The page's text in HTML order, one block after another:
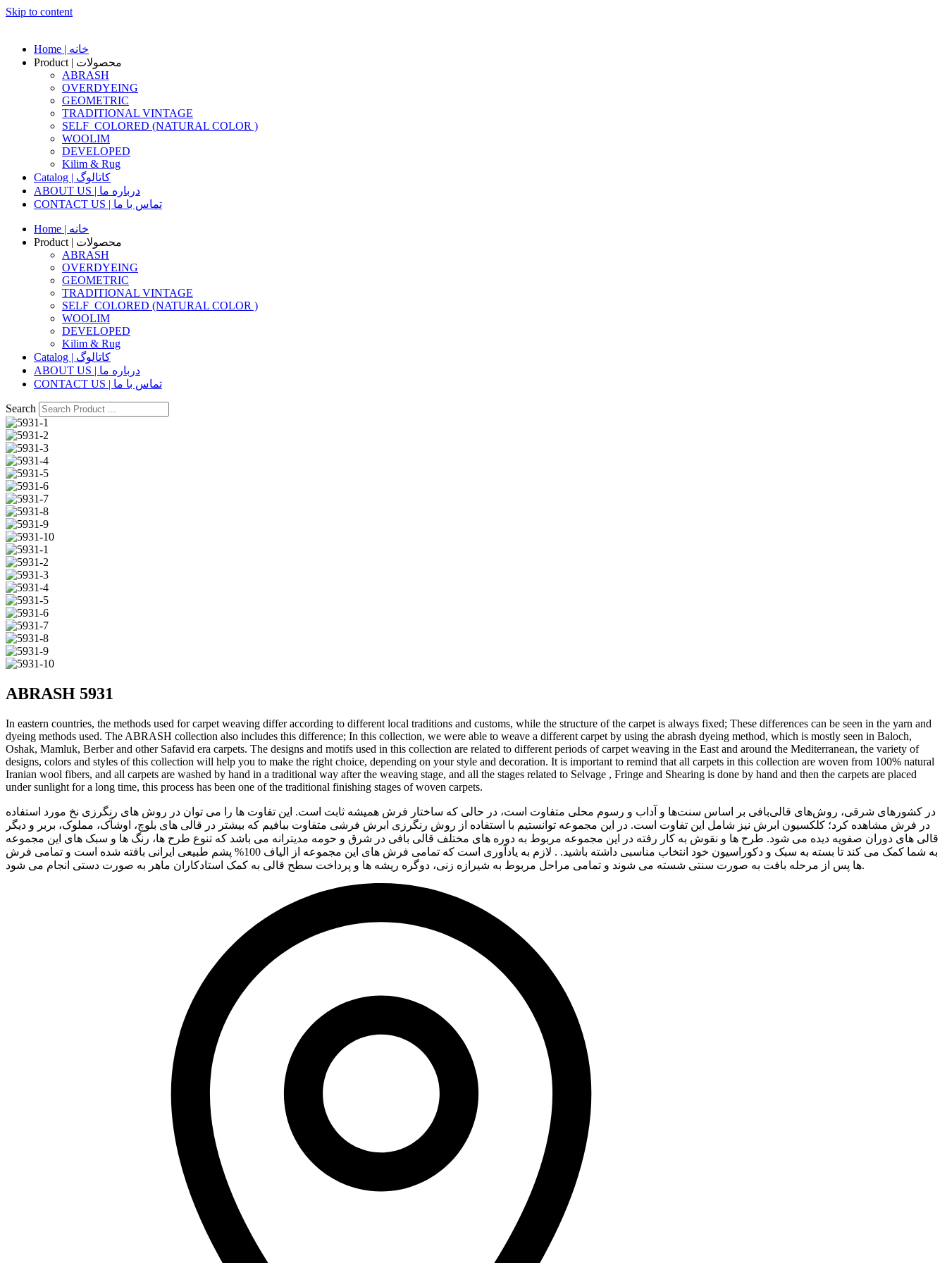
Skip to content
Home | خانه
Product | محصولات
ABRASH
OVERDYEING
GEOMETRIC
TRADITIONAL VINTAGE
SELF_COLORED (NATURAL COLOR )
WOOLIM
DEVELOPED
Kilim & Rug
Catalog | کاتالوگ
ABOUT US | درباره ما
CONTACT US | تماس با ما
Home | خانه
Product | محصولات
ABRASH
OVERDYEING
GEOMETRIC
TRADITIONAL VINTAGE
SELF_COLORED (NATURAL COLOR )
WOOLIM
DEVELOPED
Kilim & Rug
Catalog | کاتالوگ
ABOUT US | درباره ما
CONTACT US | تماس با ما
Search
ABRASH 5931
In eastern countries, the methods used for carpet weaving differ according to different local traditions and customs, while the structure of the carpet is always fixed; These differences can be seen in the yarn and
dyeing methods used. The ABRASH collection also includes this difference; In this collection, we were able to weave a different carpet by using the abrash dyeing method, which is mostly seen in Baloch,
Oshak, Mamluk, Berber and other Safavid era carpets. The designs and motifs used in this collection are related to different periods of carpet weaving in the East and around the Mediterranean, the variety of
designs, colors and styles of this collection will help you to make the right choice, depending on your style and decoration. It is important to remind that all carpets in this collection are woven from 100% natural
Iranian wool fibers, and all carpets are washed by hand in a traditional way after the weaving stage, and all the stages related to Selvage , Fringe and Shearing is done by hand and then the carpets are placed
under sunlight for a long time, this process has been one of the traditional finishing stages of woven carpets.
در کشورهای شرقی، روش‌های قالی‌بافی بر اساس سنت‌ها و آداب و رسوم محلی متفاوت است، در حالی که ساختار فرش همیشه ثابت است. این تفاوت ها را می توان در روش های رنگرزی نخ مورد استفاده
در فرش مشاهده کرد؛ کلکسیون ابرش نیز شامل این تفاوت است. در این مجموعه توانستیم با استفاده از روش رنگرزی ابرش فرشی متفاوت ببافیم که بیشتر در قالی های بلوچ، اوشآک، مملوک، بربر و دیگر
قالی های دوران صفویه دیده می شود. طرح ها و نقوش به کار رفته در این مجموعه مربوط به دوره های مختلف قالی بافی در شرق و حومه مدیترانه می باشد که تنوع طرح ها، رنگ ها و سبک های این مجموعه
به شما کمک می کند تا بسته به سبک و دکوراسیون خود انتخاب مناسبی داشته باشید. . لازم به یادآوری است که تمامی فرش های این مجموعه از الیاف 100% پشم طبیعی ایرانی بافته شده است و تمامی فرش
ها پس از مرحله بافت به صورت سنتی شسته می شوند و تمامی مراحل مربوط به شیرازه زنی، دوگره ریشه ها و پرداخت سطح قالی به کمک استادکاران ماهر به صورت دستی انجام می شود.